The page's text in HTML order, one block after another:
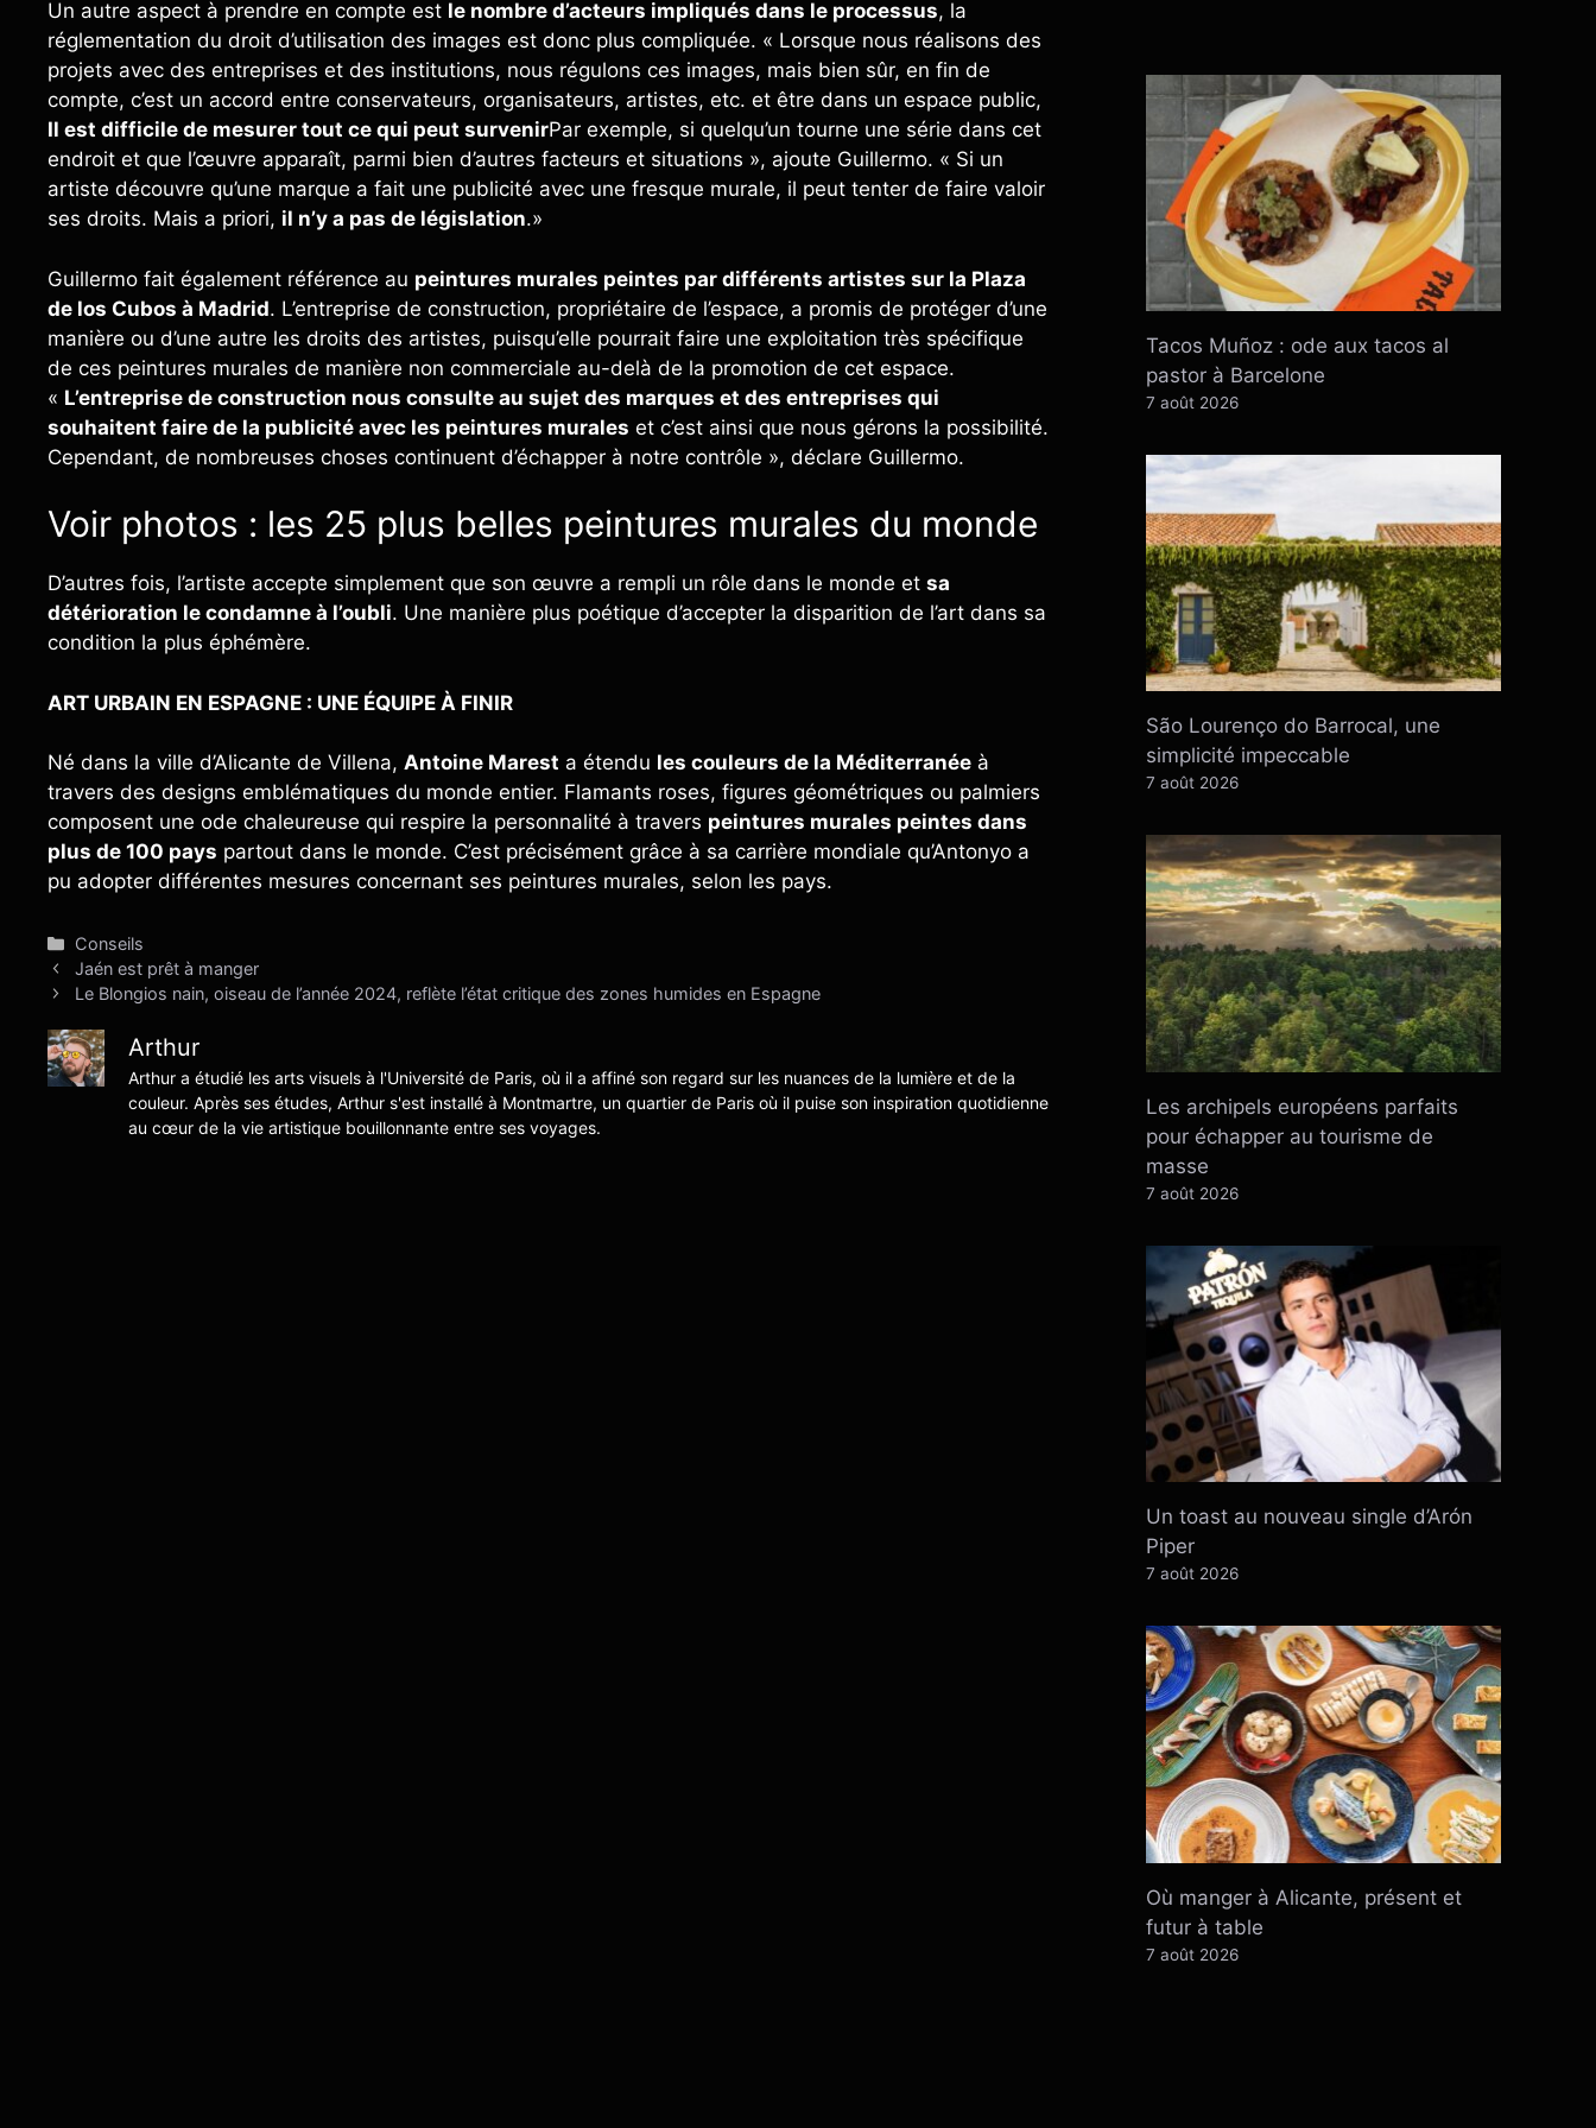
Un autre aspect à prendre en compte est le nombre d’acteurs impliqués dans le processus, la
réglementation du droit d’utilisation des images est donc plus compliquée. « Lorsque nous réalisons des
projets avec des entreprises et des institutions, nous régulons ces images, mais bien sûr, en fin de
compte, c’est un accord entre conservateurs, organisateurs, artistes, etc. et être dans un espace public,
Il est difficile de mesurer tout ce qui peut survenirPar exemple, si quelqu’un tourne une série dans cet
endroit et que l’œuvre apparaît, parmi bien d’autres facteurs et situations », ajoute Guillermo. « Si un
artiste découvre qu’une marque a fait une publicité avec une fresque murale, il peut tenter de faire valoir
ses droits. Mais a priori, il n’y a pas de législation.»
Guillermo fait également référence au peintures murales peintes par différents artistes sur la Plaza
de los Cubos à Madrid. L’entreprise de construction, propriétaire de l’espace, a promis de protéger d’une
manière ou d’une autre les droits des artistes, puisqu’elle pourrait faire une exploitation très spécifique
de ces peintures murales de manière non commerciale au-delà de la promotion de cet espace.
« L’entreprise de construction nous consulte au sujet des marques et des entreprises qui
souhaitent faire de la publicité avec les peintures murales et c’est ainsi que nous gérons la possibilité.
Cependant, de nombreuses choses continuent d’échapper à notre contrôle », déclare Guillermo.
Voir photos : les 25 plus belles peintures murales du monde
D’autres fois, l’artiste accepte simplement que son œuvre a rempli un rôle dans le monde et sa
détérioration le condamne à l’oubli. Une manière plus poétique d’accepter la disparition de l’art dans sa
condition la plus éphémère.
ART URBAIN EN ESPAGNE : UNE ÉQUIPE À FINIR
Né dans la ville d’Alicante de Villena, Antoine Marest a étendu les couleurs de la Méditerranée à
travers des designs emblématiques du monde entier. Flamants roses, figures géométriques ou palmiers
composent une ode chaleureuse qui respire la personnalité à travers peintures murales peintes dans
plus de 100 pays partout dans le monde. C’est précisément grâce à sa carrière mondiale qu’Antonyo a
pu adopter différentes mesures concernant ses peintures murales, selon les pays.
Catégories
Conseils
Jaén est prêt à manger
Le Blongios nain, oiseau de l’année 2024, reflète l’état critique des zones humides en Espagne
Arthur
Arthur a étudié les arts visuels à l'Université de Paris, où il a affiné son regard sur les nuances de la lumière et de la
couleur. Après ses études, Arthur s'est installé à Montmartre, un quartier de Paris où il puise son inspiration quotidienne
au cœur de la vie artistique bouillonnante entre ses voyages.
Tacos Muñoz : ode aux tacos al
pastor à Barcelone
7 août 2026
São Lourenço do Barrocal, une
simplicité impeccable
7 août 2026
Les archipels européens parfaits
pour échapper au tourisme de
masse
7 août 2026
Un toast au nouveau single d’Arón
Piper
7 août 2026
Où manger à Alicante, présent et
futur à table
7 août 2026